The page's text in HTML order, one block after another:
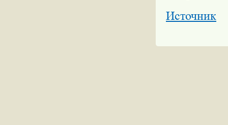
Источник